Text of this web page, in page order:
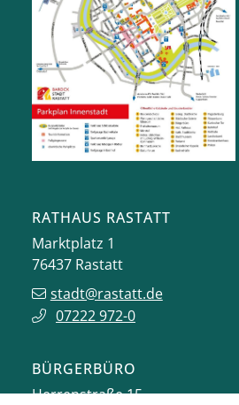
RATHAUS RASTATT
Marktplatz 1
76437 Rastatt
stadt@rastatt.de
07222 972-0
BÜRGERBÜRO
Herrenstraße 15